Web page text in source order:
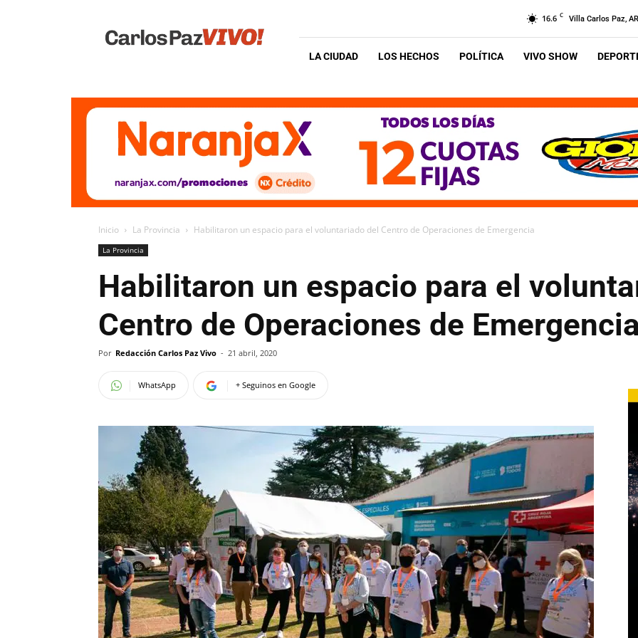
Vivo
16.6 C Villa Carlos Paz, AR
LA CIUDAD LOS HECHOS POLÍTICA VIVO SHOW
Inicio La Provincia Habilitaron un espacio para el voluntariado del Centro de Operaciones de Emergencia
La Provincia
Habilitaron un espacio para el
Centro de Operaciones de
Por Redacción Carlos Paz Vivo - 21 abril, 2020
WhatsApp + Seguinos en Google